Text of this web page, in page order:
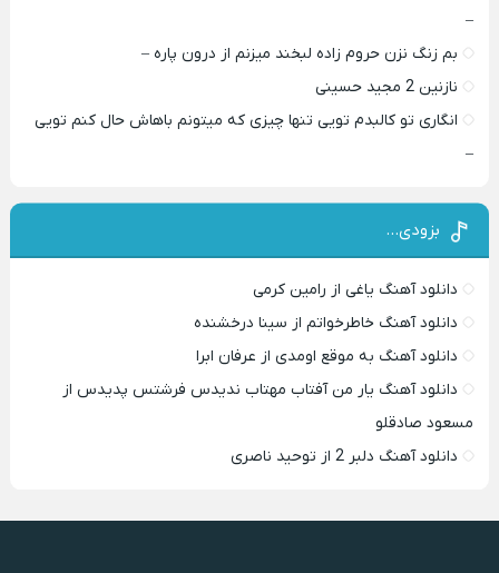
–
بم زنگ نزن حروم زاده لبخند میزنم از درون پاره –
نازنین 2 مجید حسینی
انگاری تو کالبدم تویی تنها چیزی که میتونم باهاش حال کنم تویی
–
بزودی…
دانلود آهنگ یاغی از رامین کرمی
دانلود آهنگ خاطرخواتم از سینا درخشنده
دانلود آهنگ به موقع اومدی از عرفان ابرا
دانلود آهنگ یار من آفتاب مهتاب ندیدس فرشتس پدیدس از
مسعود صادقلو
دانلود آهنگ دلبر 2 از توحید ناصری